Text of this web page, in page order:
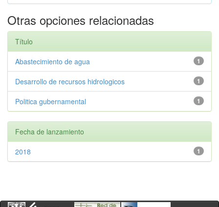
Otras opciones relacionadas
Título
1
Abastecimiento de agua
1
Desarrollo de recursos hidrologicos
1
Politica gubernamental
Fecha de lanzamiento
1
2018